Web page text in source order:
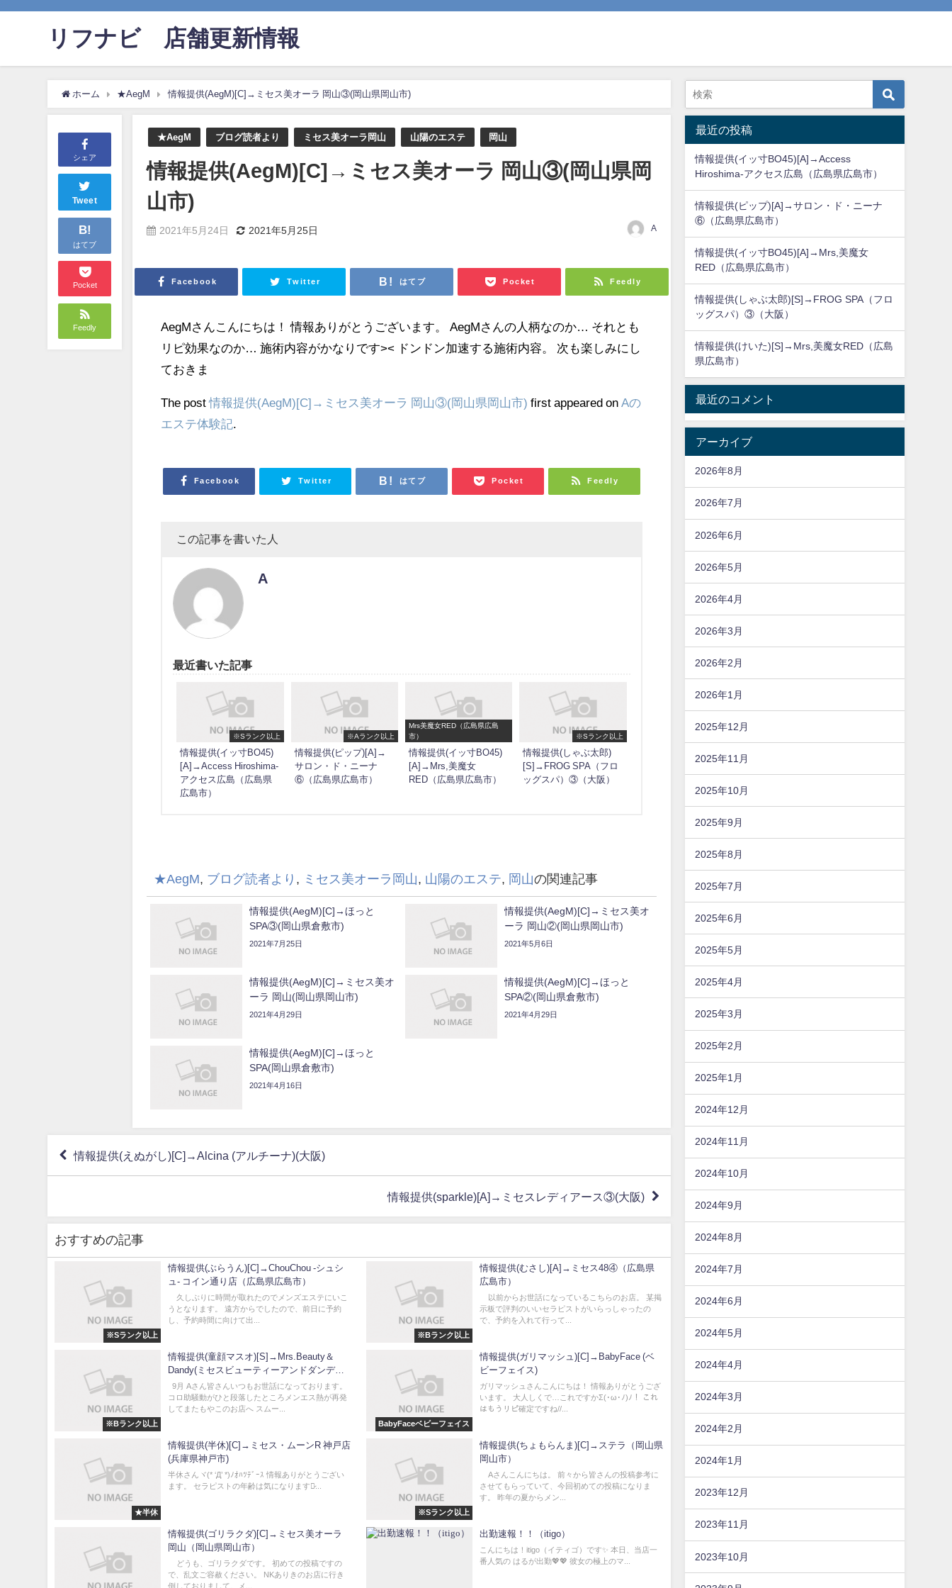
リフナビ®店舗更新情報
ホーム ★AegM 情報提供(AegM)[C]→ミセス美オーラ 岡山③(岡山県岡山市)
シェア
Tweet
B!
はてブ
Pocket
Feedly
★AegM ブログ読者より ミセス美オーラ岡山 山陽のエステ 岡山
情報提供(AegM)[C]→ミセス美オーラ 岡山③(岡山県岡
山市)
2021年5月24日 2021年5月25日 A
Facebook Twitter はてブ Pocket Feedly
AegMさんこんにちは！ 情報ありがとうございます。 AegMさんの人柄なのか… それとも
リピ効果なのか… 施術内容がかなりです>< ドンドン加速する施術内容。 次も楽しみにし
ておきま
The post情報提供(AegM)[C]→ミセス美オーラ 岡山③(岡山県岡山市) first appeared on Aの
エステ体験記
Facebook Twitter はてブ Pocket Feedly
この記事を書いた人
A
最近書いた記事
※Sランク以上
情報提供(イッ寸BO45)
[A]→Access Hiroshima-
アクセス広島（広島県
広島市）
※Aランク以上
情報提供(ピップ)[A]→
サロン・ド・ニーナ
⑥（広島県広島市）
Mrs美魔女RED（広島県広島
市）
情報提供(イッ寸BO45)
[A]→Mrs,美魔女
RED（広島県広島市）
※Sランク以上
情報提供(しゃぶ太郎)
[S]→FROG SPA（フロ
ッグスパ）③（大阪）
★AegM, ブログ読者より , ミセス美オーラ岡山, 山陽のエステ, 岡山の関連記事
情報提供(AegM)[C]→ほっと
SPA③(岡山県倉敷市)
2021年7月25日
情報提供(AegM)[C]→ミセス美オ
ーラ 岡山②(岡山県岡山市)
2021年5月6日
情報提供(AegM)[C]→ミセス美オ
ーラ 岡山(岡山県岡山市)
2021年4月29日
情報提供(AegM)[C]→ほっと
SPA②(岡山県倉敷市)
2021年4月29日
情報提供(AegM)[C]→ほっと
SPA(岡山県倉敷市)
2021年4月16日
情報提供(えぬがし)[C]→Alcina (アルチーナ)(大阪)
情報提供(sparkle)[A]→ミセスレディアース③(大阪)
おすすめの記事
※Sランク以上
情報提供(ぶらうん)[C]→ChouChou -シュシ
ュ- コイン通り店（広島県広島市）
久しぶりに時間が取れたのでメンズエステにいこ
うとなります。 遠方からでしたので、前日に予約
し、予約時間に向けて出...
※Bランク以上
情報提供(むさし)[A]→ミセス48④（広島県
広島市）
以前からお世話になっているこちらのお店。 某掲
示板で評判のいいセラピストがいらっしゃったの
で、予約を入れて行って...
※Bランク以上
情報提供(童顔マスオ)[S]→Mrs.Beauty＆
Dandy(ミセスビューティーアンドダンディ
ー)③（香川県高松市）
9月 Aさん皆さんいつもお世話になっております。
コロ助騒動がひと段落したところメンエス熱が再発
してまたもやこのお店へ スムー...
BabyFaceベビーフェイス
情報提供(ガリマッシュ)[C]→BabyFace (ベ
ビーフェイス)
ガリマッシュさんこんにちは！ 情報ありがとうござ
います。 大人しくで…これですかΣ(･ω･ﾉ)ﾉ！ これ
はもうリピ確定ですね//...
★半休
情報提供(半休)[C]→ミセス・ムーンR 神戸店
(兵庫県神戸市)
半休さんヾ(* ‘Д’ *)ﾉｵﾊﾂﾃﾞｰｽ 情報ありがとうござい
ます。 セラピストの年齢は気になりますが̷...
※Sランク以上
情報提供(ちょもらんま)[C]→ステラ（岡山県
岡山市）
Aさんこんにちは。 前々から皆さんの投稿参考に
させてもらっていて、今回初めての投稿になりま
す。 昨年の夏からメン...
情報提供(ゴリラクダ)[C]→ミセス美オーラ
岡山（岡山県岡山市）
どうも、ゴリラクダです。 初めての投稿ですの
で、乱文ご容赦ください。 NKありきのお店に行き
倒しておりまして、メ...
出勤速報！！（itigo）
こんにちは！itigo（イティゴ）です✨ 本日、当店一
番人気の はるが出勤💖💖 彼女の極上のマ...
最近の投稿
情報提供(イッ寸BO45)[A]→Access
Hiroshima-アクセス広島（広島県広島市）
情報提供(ピップ)[A]→サロン・ド・ニーナ
⑥（広島県広島市）
情報提供(イッ寸BO45)[A]→Mrs,美魔女
RED（広島県広島市）
情報提供(しゃぶ太郎)[S]→FROG SPA（フロ
ッグスパ）③（大阪）
情報提供(けいた)[S]→Mrs,美魔女RED（広島
県広島市）
最近のコメント
アーカイブ
2026年8月
2026年7月
2026年6月
2026年5月
2026年4月
2026年3月
2026年2月
2026年1月
2025年12月
2025年11月
2025年10月
2025年9月
2025年8月
2025年7月
2025年6月
2025年5月
2025年4月
2025年3月
2025年2月
2025年1月
2024年12月
2024年11月
2024年10月
2024年9月
2024年8月
2024年7月
2024年6月
2024年5月
2024年4月
2024年3月
2024年2月
2024年1月
2023年12月
2023年11月
2023年10月